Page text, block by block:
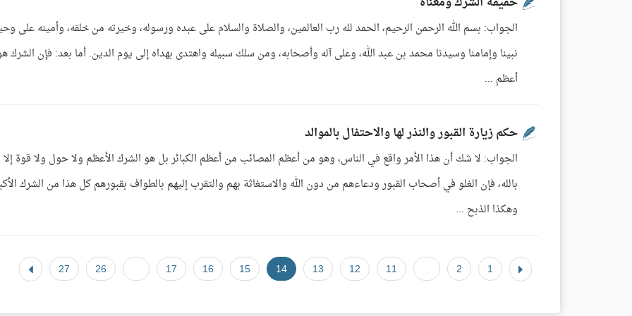
الجواب: بسم الله الرحمن الرحيم، الحمد لله رب العالمين، والصلاة والسلام على عبده ورسوله، وخيرته من خلقه، وأمينه على
نبينا وإمامنا وسيدنا محمد بن عبد الله، وعلى آله وأصحابه، ومن سلك سبيله واهتدى بهداه إلى يوم الدين. أما بعد: فإن الشرك
أعظم ...
حكم زيارة القبور والنذر لها والاحتفال بالموالد
الجواب: لا شك أن هذا الأمر واقع في الناس، وهو من أعظم المصائب من أعظم الكبائر بل هو الشرك الأعظم ولا حول ولا قوة إلا
بالله، فإن الغلو في أصحاب القبور ودعاءهم من دون الله والاستغاثة بهم والتقرب إليهم بالطواف بقبورهم كل هذا من الشرك
وهكذا الذبح ...
1
2
11
12
13
14
15
16
17
26
27